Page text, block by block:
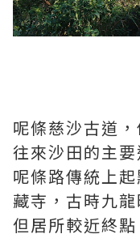
呢條慈沙古道
往來沙田的主
呢條路傳統上
藏寺，古時九
但居所較近終